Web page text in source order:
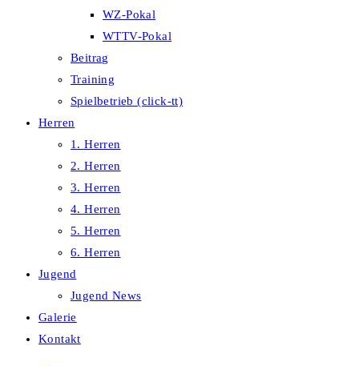
WZ-Pokal
WTTV-Pokal
Beitrag
Training
Spielbetrieb (click-tt)
Herren
1. Herren
2. Herren
3. Herren
4. Herren
5. Herren
6. Herren
Jugend
Jugend News
Galerie
Kontakt